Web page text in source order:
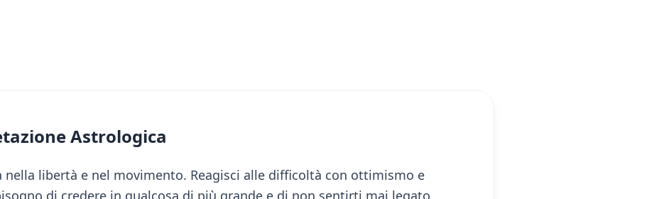
Astrologica
nella libertà e nel movimento. Reagisci alle difficoltà con ottimismo e
di credere in qualcosa di più grande e di non sentirti mai legato.